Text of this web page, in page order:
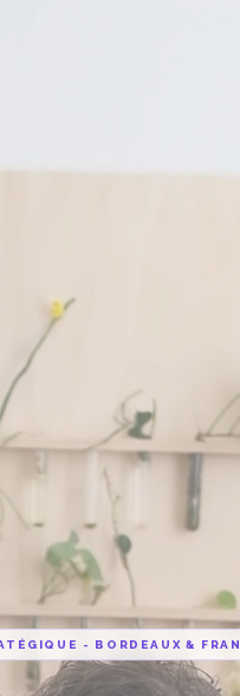
- BORDEAUX &